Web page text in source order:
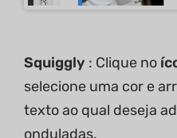
Squiggly : Clique no
selecione uma cor e
texto ao qual deseja
onduladas.